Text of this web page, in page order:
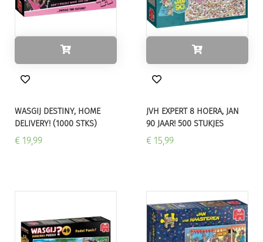
WASGIJ DESTINY, HOME
DELIVERY! (1000 STKS)
€ 19,99
JVH EXPERT 8 HOERA, JAN
90 JAAR! 500 STUKJES
€ 15,99